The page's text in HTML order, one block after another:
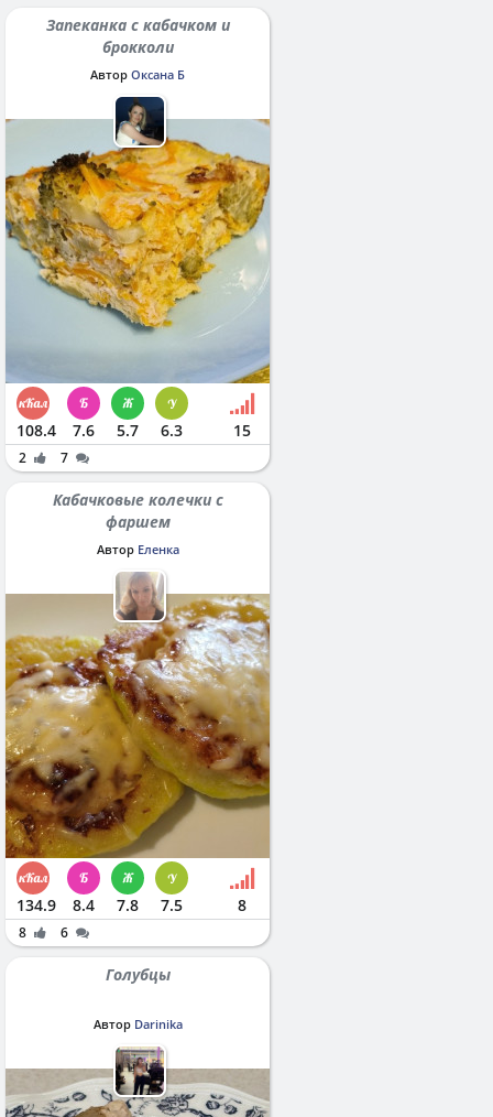
Запеканка с кабачком и
брокколи
Автор Оксана Б
108.4 7.6 5.7 6.3 15
2 7
Кабачковые колечки с
фаршем
Автор Еленка
134.9 8.4 7.8 7.5 8
8 6
Голубцы
Автор Darinika